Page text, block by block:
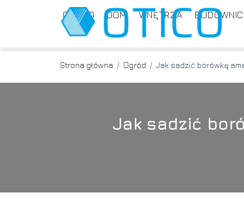
OGRÓD DOM WNĘTRZA
Strona główna / Ogród / Jak sadzić borówkę
Jak sadzić